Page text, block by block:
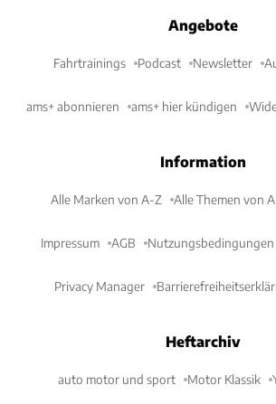
Angebote
Fahrtrainings Podcast Newsletter
ams+ abonnieren ams+ hier kündigen
Information
Alle Marken von A-Z Alle Themen von
Impressum AGB Nutzungsbedingungen
Privacy Manager
Heftarchiv
auto motor und sport Motor Klassik